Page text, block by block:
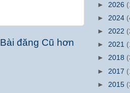
Bài đăng Cũ hơn
► 2026
► 2024
► 2022
► 2021
► 2018
► 2017
► 2015